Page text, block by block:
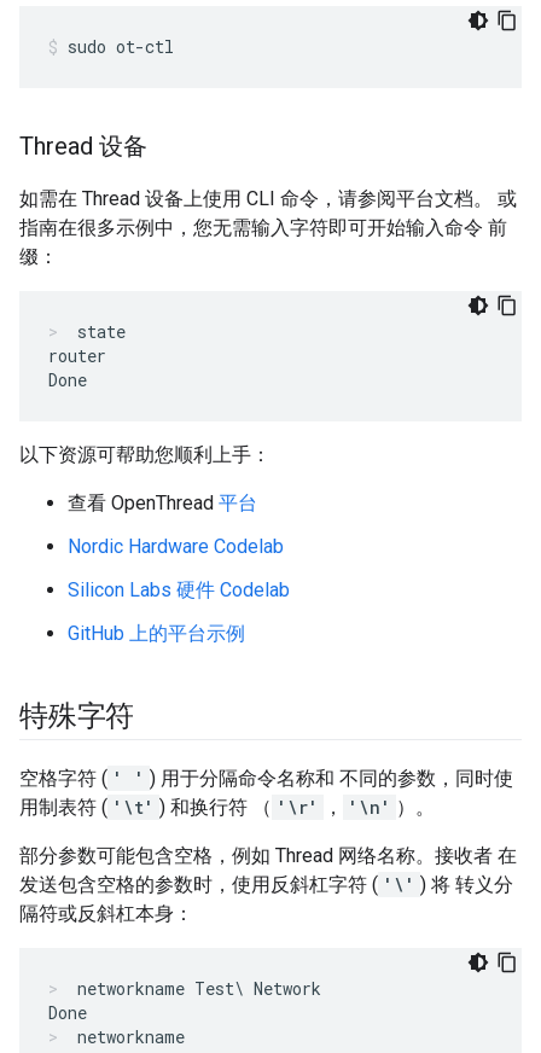
sudo ot-ctl
Thread 设备
如需在 Thread 设备上使用 CLI 命令，请参阅平台文档。 或
指南在很多示例中，您无需输入字符即可开始输入命令 前
缀：
state
router
以下资源可帮助您顺利上手：
查看 OpenThread 平台
Nordic Hardware Codelab
Silicon Labs 硬件 Codelab
GitHub 上的平台示例
特殊字符
空格字符 ( ' ' ) 用于分隔命令名称和 不同的参数，同时使
用制表符 ( '\t' ) 和换行符 （ '\r' ， '\n' ）。
部分参数可能包含空格，例如 Thread 网络名称。接收者 在
发送包含空格的参数时，使用反斜杠字符 ( '\' ) 将 转义分
隔符或反斜杠本身：
networkname Test\ Network
networkname